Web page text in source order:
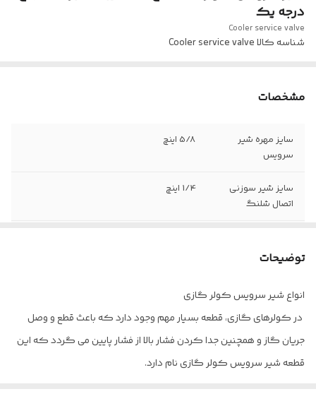
درجه یک
Cooler service valve
شناسه کالاCooler service valve
مشخصات
سایز مهره شیر
سرویس
5/8 اینچ
سایز شیر سوزنی
اتصال شلنگ
1/4 اینچ
توضیحات
انواع شیر سرویس کولر گازی
در کولرهای گازی، قطعه بسیار مهم وجود دارد که باعث قطع و وصل
جریان گاز و همچنین جدا کردن فشار بالا از فشار پایین می گردد که این
قطعه شیر سرویس کولر گازی نام دارد.